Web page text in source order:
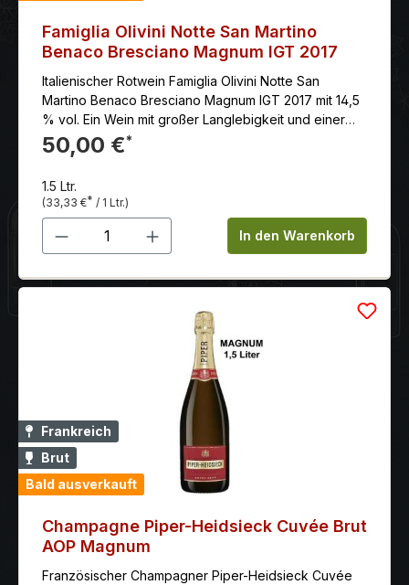
Famiglia Olivini Notte San Martino
Benaco Bresciano Magnum IGT 2017
Italienischer Rotwein Famiglia Olivini Notte San
Martino Benaco Bresciano Magnum IGT 2017 mit 14,5
% vol. Ein Wein mit großer Langlebigkeit und einer
starken Identität. Rubinrote Farbe, volles, ätherisches
und umhüllendes Aroma mit Noten von reifen
von Schokolade. Er fasziniert mit seiner üppigen
Struktur. Dies macht ihn zu einem samtigen und
eleganten Wein, der sich für die besten Anlässe
eignet.
50,00 €*
1.5 Ltr.
(33,33 €* / 1 Ltr.)
Produkt Anzahl: Gib denIn den Warenkorb
Frankreich
Brut
Bald ausverkauft
Champagne Piper-Heidsieck Cuvée Brut
AOP Magnum
Französischer Champagner Piper-Heidsieck Cuvée